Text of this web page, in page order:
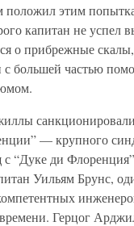
положил этим
капитан не успел
о прибрежные
с большей частью
— крупного
“Дуке ди
Уильям Брунс,
Герцог